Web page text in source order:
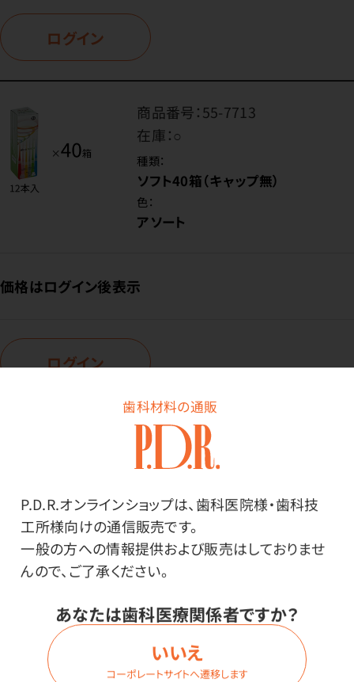
歯科材料の通販
P.D.R.オンラインショップは、歯科医院様・歯科技
工所様向けの通信販売です。
一般の方への情報提供および販売はしておりませ
んので、ご了承ください。
あなたは歯科医療関係者ですか？
いいえ
コーポレートサイトへ遷移します
ログイン
商品番号：55-7713
在庫：○
種類：
ソフト40箱（キャップ無）
色：
アソート
価格はログイン後表示
ログイン
商品詳細
特長
一番磨きにくい上顎最後臼歯の遠心まで届くロングネッ